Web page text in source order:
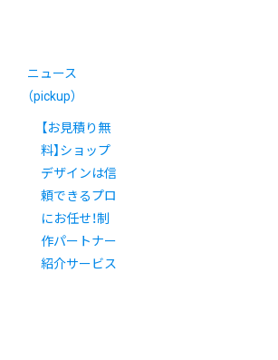
ニュース
（pickup）
【お見積り無
料】ショップ
デザインは信
頼できるプロ
にお任せ！制
作パートナー
紹介サービス